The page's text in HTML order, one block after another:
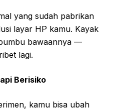
yang sudah pabrikan
layar HP kamu. Kayak
bawaannya —
lagi.
Berisiko
kamu bisa ubah